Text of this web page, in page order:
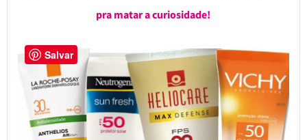
pra matar a curiosidade!
Salvar